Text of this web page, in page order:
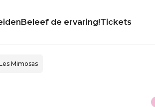
Beleef de ervaring!Tickets
Mimosas